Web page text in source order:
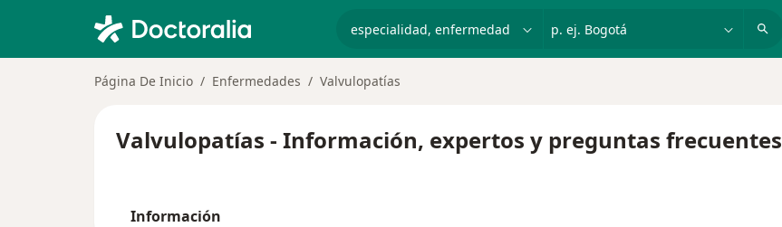
p. ej. Bogotá
Página De Inicio Enfermedades Valvulopatías
Valvulopatías - Información, expertos y preguntas frecuentes
Información